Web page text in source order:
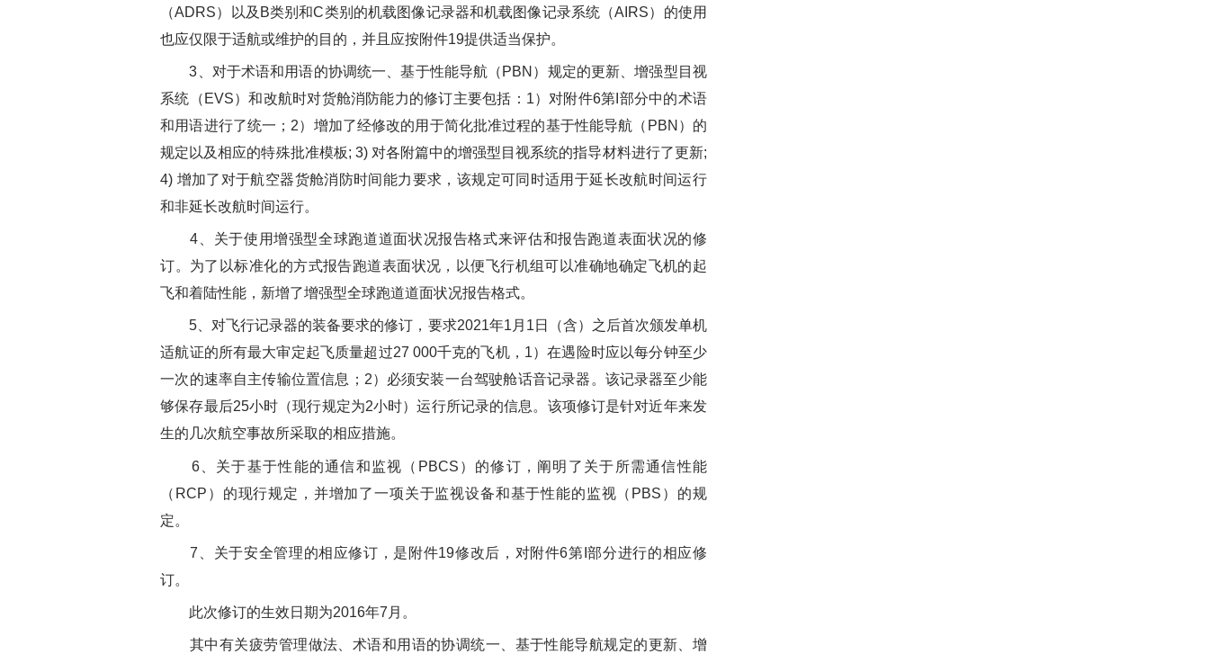
（ADRS）以及B类别和C类别的机载图像记录器和机载图像记录系统（AIRS）的使用
也应仅限于适航或维护的目的，并且应按附件19提供适当保护。
3、对于术语和用语的协调统一、基于性能导航（PBN）规定的更新、增强型目视
系统（EVS）和改航时对货舱消防能力的修订主要包括：1）对附件6第I部分中的术语
和用语进行了统一；2）增加了经修改的用于简化批准过程的基于性能导航（PBN）的
规定以及相应的特殊批准模板; 3) 对各附篇中的增强型目视系统的指导材料进行了更新;
4) 增加了对于航空器货舱消防时间能力要求，该规定可同时适用于延长改航时间运行
和非延长改航时间运行。
4、关于使用增强型全球跑道道面状况报告格式来评估和报告跑道表面状况的修
订。为了以标准化的方式报告跑道表面状况，以便飞行机组可以准确地确定飞机的起
飞和着陆性能，新增了增强型全球跑道道面状况报告格式。
5、对飞行记录器的装备要求的修订，要求2021年1月1日（含）之后首次颁发单机
适航证的所有最大审定起飞质量超过27 000千克的飞机，1）在遇险时应以每分钟至少
一次的速率自主传输位置信息；2）必须安装一台驾驶舱话音记录器。该记录器至少能
够保存最后25小时（现行规定为2小时）运行所记录的信息。该项修订是针对近年来发
生的几次航空事故所采取的相应措施。
6、关于基于性能的通信和监视（PBCS）的修订，阐明了关于所需通信性能
（RCP）的现行规定，并增加了一项关于监视设备和基于性能的监视（PBS）的规
定。
7、关于安全管理的相应修订，是附件19修改后，对附件6第I部分进行的相应修
订。
此次修订的生效日期为2016年7月。
其中有关疲劳管理做法、术语和用语的协调统一、基于性能导航规定的更新、增